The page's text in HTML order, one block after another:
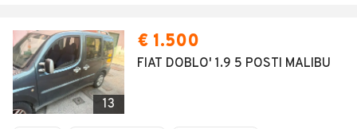
13
€ 1.500
FIAT DOBLO' 1.9 5 POSTI MALIBU